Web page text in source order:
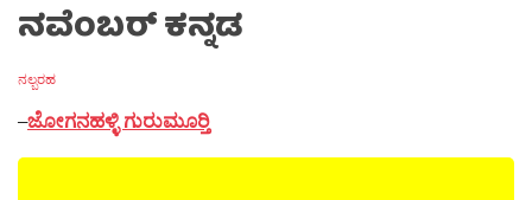
ನವೆಂಬರ್ ಕನ್ನಡ
ನಲ್ಬರಹ
–ಜೋಗನಹಳ್ಳಿ ಗುರುಮೂರ‍್ತಿ